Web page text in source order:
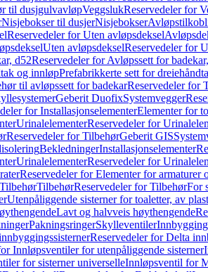
til dusjgulvavløpVeggslukReservedeler for
Nisjebokser til dusjerNisjebokser
Reservedeler for Uten avløpsdeksel
Uten avløpsdekselReservedeler for
d52Reservedeler for Avløpssett for
og innløpPrefabrikkerte sett for
til avløpssett for badekarReservedeler for
Geberit DuofixSystemvegger
for InstallasjonselementerElementer for
UrinalelementerReservedeler for
Reservedeler for TilbehørGeberit GIS
BekledningerInstallasjonselementer
UrinalelementerReservedeler for
Reservedeler for Elementer for armaturer
TilbehørReservedeler for TilbehørFor
Utenpåliggende sisterner for toaletter, av plast
Lavt og halvveis høythengende
PakningsringerSkylleventiler
Reservedeler for Delta
Innløpsventiler for utenpåliggende sisterner
for sisterner universelleInnløpsventil for